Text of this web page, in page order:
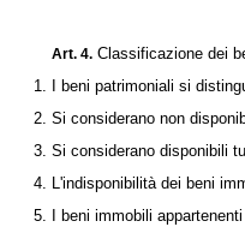
Art. 4. Classificazione dei
1. I beni patrimoniali si
2. Si considerano non
3. Si considerano disponibili
4. L'indisponibilità dei beni
5. I beni immobili appartenenti